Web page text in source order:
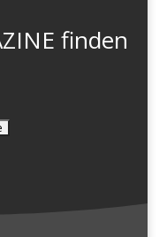
finden